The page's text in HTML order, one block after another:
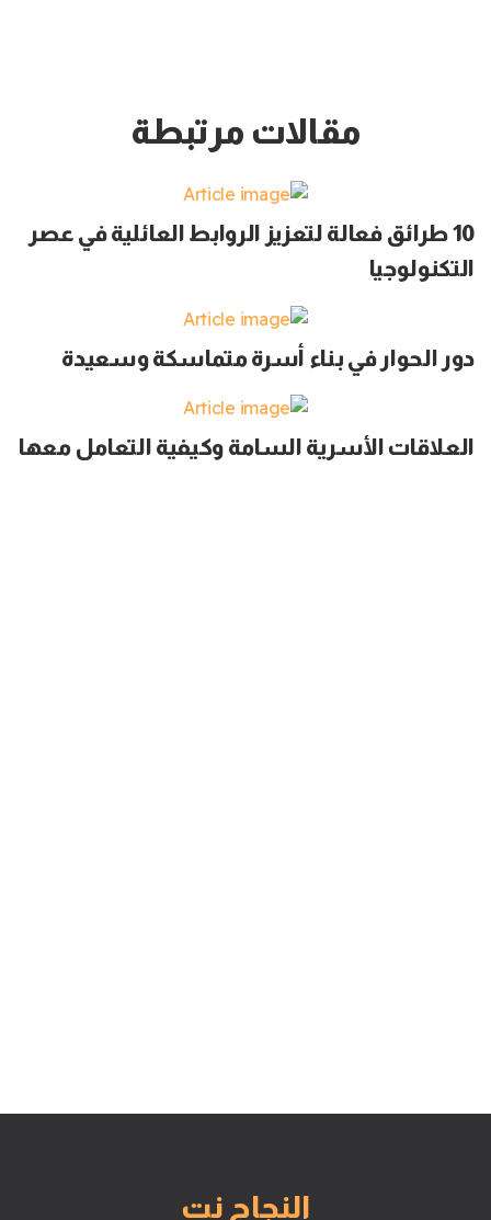
مقالات مرتبطة
10 طرائق فعالة لتعزيز الروابط العائلية في عصر
التكنولوجيا
دور الحوار في بناء أسرة متماسكة وسعيدة
العلاقات الأسرية السامة وكيفية التعامل معها
النجاح نت